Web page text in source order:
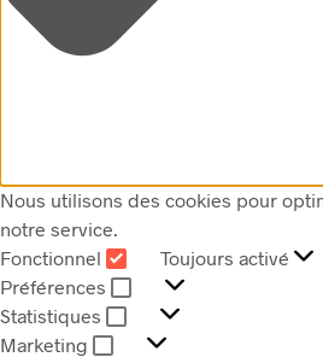
Nous utilisons des cookies pour
notre service.
Fonctionnel
FONCTIONNEL
Toujours activé
Préférences
PRÉFÉRENCES
Statistiques
STATISTIQUES
Marketing